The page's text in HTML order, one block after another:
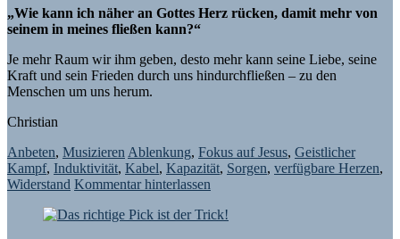
„Wie kann ich näher an Gottes Herz rücken, damit mehr von
seinem in meines fließen kann?“
Je mehr Raum wir ihm geben, desto mehr kann seine Liebe, seine
Kraft und sein Frieden durch uns hindurchfließen – zu den
Menschen um uns herum.
Christian
Anbeten, Musizieren Ablenkung, Fokus auf Jesus, Geistlicher
Kampf, Induktivität, Kabel, Kapazität, Sorgen, verfügbare Herzen,
Widerstand Kommentar hinterlassen